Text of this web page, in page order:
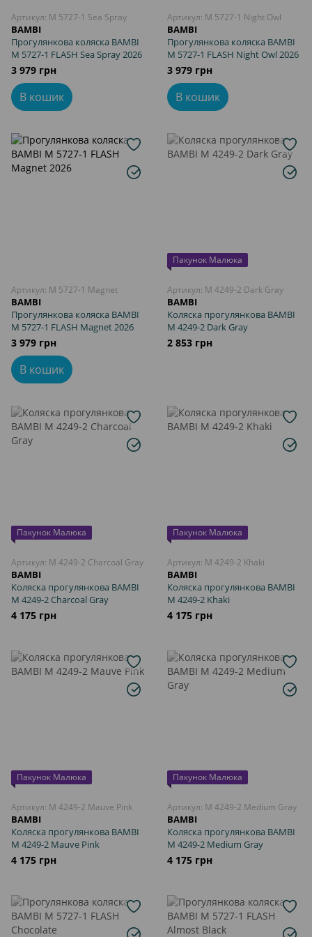
Артикул: M 5727-1 Sea Spray
BAMBI
Прогулянкова коляска BAMBI
M 5727-1 FLASH Sea Spray 2026
3 979 грн
В кошик
Артикул: M 5727-1 Night Owl
BAMBI
Прогулянкова коляска BAMBI
M 5727-1 FLASH Night Owl 2026
3 979 грн
В кошик
Артикул: M 5727-1 Magnet
BAMBI
Прогулянкова коляска BAMBI
M 5727-1 FLASH Magnet 2026
3 979 грн
В кошик
Пакунок Малюка
Артикул: M 4249-2 Dark Gray
BAMBI
Коляска прогулянкова BAMBI
M 4249-2 Dark Gray
2 853 грн
Пакунок Малюка
Артикул: M 4249-2 Charcoal Gray
BAMBI
Коляска прогулянкова BAMBI
M 4249-2 Charcoal Gray
4 175 грн
Пакунок Малюка
Артикул: M 4249-2 Khaki
BAMBI
Коляска прогулянкова BAMBI
M 4249-2 Khaki
4 175 грн
Пакунок Малюка
Артикул: M 4249-2 Mauve Pink
BAMBI
Коляска прогулянкова BAMBI
M 4249-2 Mauve Pink
4 175 грн
Пакунок Малюка
Артикул: M 4249-2 Medium Gray
BAMBI
Коляска прогулянкова BAMBI
M 4249-2 Medium Gray
4 175 грн